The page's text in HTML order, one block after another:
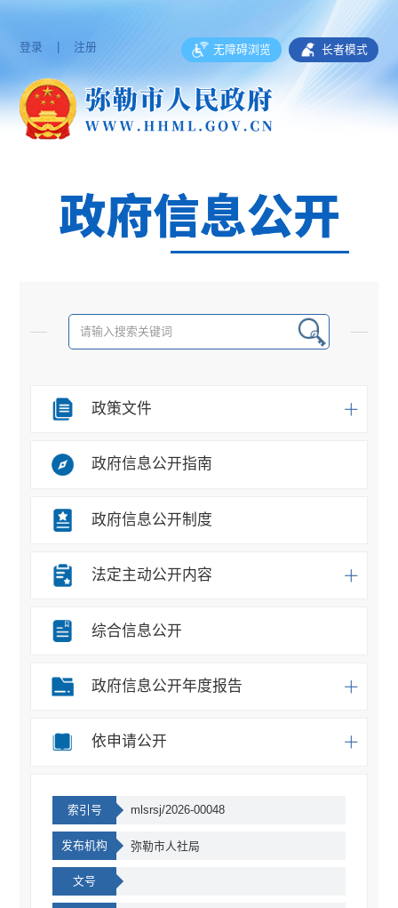
登录 | 注册 无障碍浏览 长者模式
政策文件
政府信息公开指南
政府信息公开制度
法定主动公开内容
综合信息公开
政府信息公开年度报告
依申请公开
索引号 mlsrsj/2026-00048
发布机构 弥勒市人社局
文号